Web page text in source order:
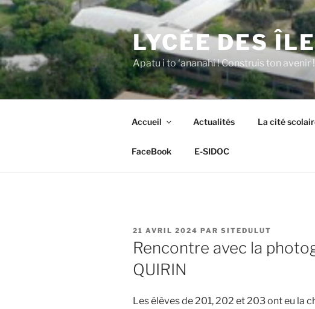
Aller
au
contenu
principal
LYCÉE DES
Apatu i to ‘ananahi ! Construis ton avenir !
Accueil Actualités La cité
FaceBook E-SIDOC
PUBLIÉ
LE
21 AVRIL 2024 PAR SITEDULUT
Rencontre avec la
QUIRIN
Les élèves de 201, 202 et 203 ont eu la